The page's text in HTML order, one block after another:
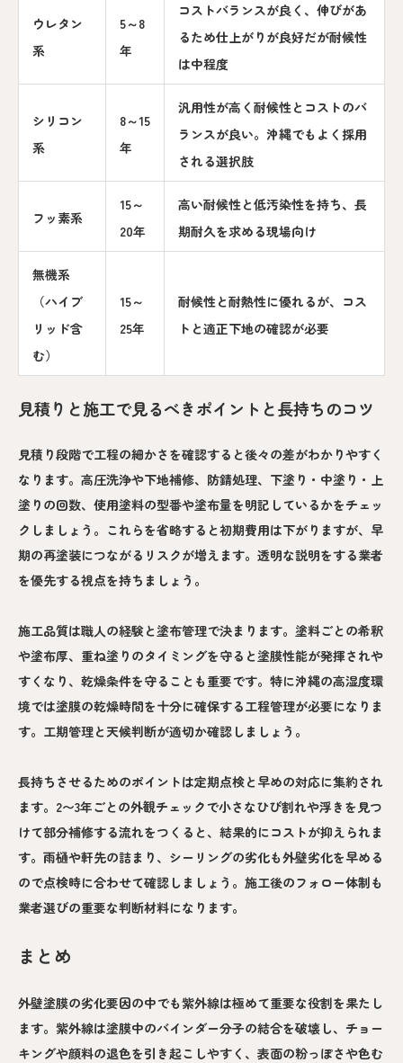
ウレタン
系
5～8
年
コストバランスが良く、伸びがあ
るため仕上がりが良好だが耐候性
は中程度
シリコン
系
8～15
年
汎用性が高く耐候性とコストのバ
ランスが良い。沖縄でもよく採用
される選択肢
フッ素系
15～
20年
高い耐候性と低汚染性を持ち、長
期耐久を求める現場向け
無機系
（ハイブ
リッド含
む）
15～
25年
耐候性と耐熱性に優れるが、コス
トと適正下地の確認が必要
見積りと施工で見るべきポイントと長持ちのコツ
見積り段階で工程の細かさを確認すると後々の差がわかりやすく
なります。高圧洗浄や下地補修、防錆処理、下塗り・中塗り・上
塗りの回数、使用塗料の型番や塗布量を明記しているかをチェッ
クしましょう。これらを省略すると初期費用は下がりますが、早
期の再塗装につながるリスクが増えます。透明な説明をする業者
を優先する視点を持ちましょう。
施工品質は職人の経験と塗布管理で決まります。塗料ごとの希釈
や塗布厚、重ね塗りのタイミングを守ると塗膜性能が発揮されや
すくなり、乾燥条件を守ることも重要です。特に沖縄の高湿度環
境では塗膜の乾燥時間を十分に確保する工程管理が必要になりま
す。工期管理と天候判断が適切か確認しましょう。
長持ちさせるためのポイントは定期点検と早めの対応に集約され
ます。2〜3年ごとの外観チェックで小さなひび割れや浮きを見つ
けて部分補修する流れをつくると、結果的にコストが抑えられま
す。雨樋や軒先の詰まり、シーリングの劣化も外壁劣化を早める
ので点検時に合わせて確認しましょう。施工後のフォロー体制も
業者選びの重要な判断材料になります。
まとめ
外壁塗膜の劣化要因の中でも紫外線は極めて重要な役割を果たし
ます。紫外線は塗膜中のバインダー分子の結合を破壊し、チョー
キングや顔料の退色を引き起こしやすく、表面の粉っぽさや色む